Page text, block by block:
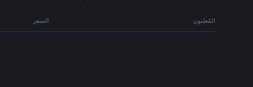
المُعلِنون السعر